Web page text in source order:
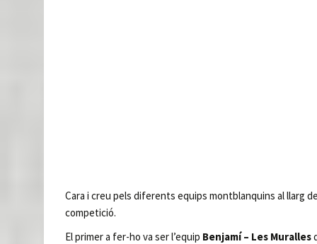
Cara i creu pels diferents equips montblanquins al llarg
competició.
El primer a fer-ho va ser l’equip Benjamí – Les Muralles